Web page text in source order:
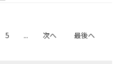
5 ... 次へ 最後へ